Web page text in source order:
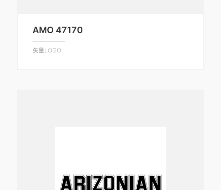
AMO 47170
矢量LOGO